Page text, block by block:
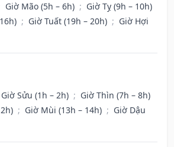
Giờ Mão (5h – 6h) ; Giờ Tỵ (9h – 10h)
; Giờ Tuất (19h – 20h) ; Giờ Hợi
Giờ Sửu (1h – 2h) ; Giờ Thìn (7h – 8h)
; Giờ Mùi (13h – 14h) ; Giờ Dậu